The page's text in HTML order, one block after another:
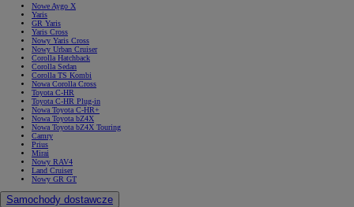
Nowe Aygo X
Yaris
GR Yaris
Yaris Cross
Nowy Yaris Cross
Nowy Urban Cruiser
Corolla Hatchback
Corolla Sedan
Corolla TS Kombi
Nowa Corolla Cross
Toyota C-HR
Toyota C-HR Plug-in
Nowa Toyota C-HR+
Nowa Toyota bZ4X
Nowa Toyota bZ4X Touring
Camry
Prius
Mirai
Nowy RAV4
Land Cruiser
Nowy GR GT
Samochody dostawcze